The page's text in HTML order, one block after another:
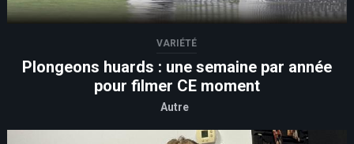
VARIÉTÉ
Plongeons huards : une semaine par année
pour filmer CE moment
Autre